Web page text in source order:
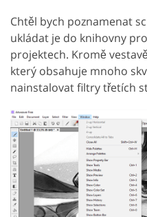
Chtěl bych poznamenat
ukládat je do knihovny
projektech. Kromě
který obsahuje mnoho
nainstalovat filtry třetích